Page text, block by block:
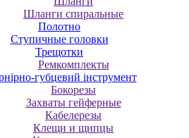
Шланги спиральные
Полотно
Ступичные головки
Трещотки
Ремкомплекты
губцевий інструмент
Бокорезы
Захваты гейферные
Кабелерезы
Клещи и щипцы